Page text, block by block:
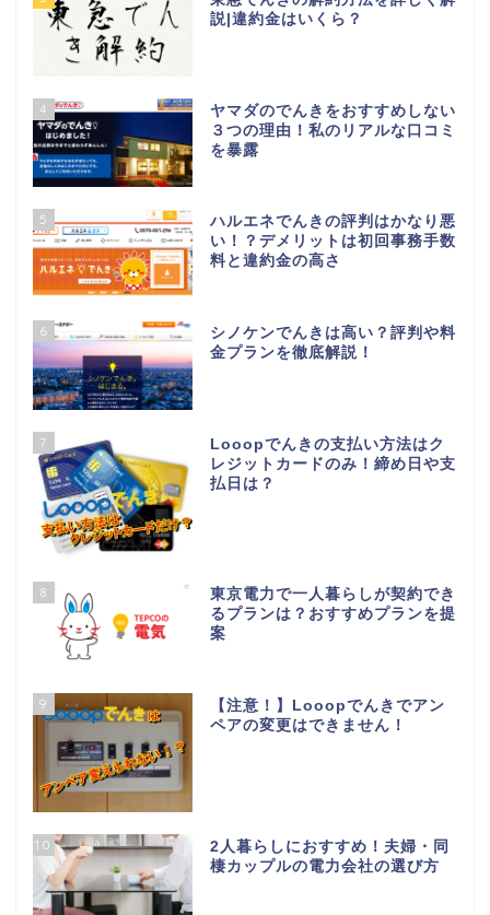
説|違約金はいくら？
4
ヤマダのでんきをおすすめしない
３つの理由！私のリアルな口コミ
を暴露
5
ハルエネでんきの評判はかなり悪
い！？デメリットは初回事務手数
料と違約金の高さ
6
シノケンでんきは高い？評判や料
金プランを徹底解説！
7
Looopでんきの支払い方法はク
レジットカードのみ！締め日や支
払日は？
8
東京電力で一人暮らしが契約でき
るプランは？おすすめプランを提
案
9
【注意！】Looopでんきでアン
ペアの変更はできません！
10
2人暮らしにおすすめ！夫婦・同
棲カップルの電力会社の選び方